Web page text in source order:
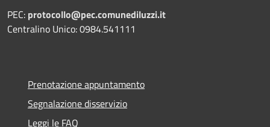
PEC: protocollo@pec.comunediluzzi.it
Centralino Unico: 0984.541111
Prenotazione appuntamento
Segnalazione disservizio
Leggi le FAQ